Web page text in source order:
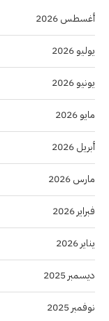
أغسطس 2026
يوليو 2026
يونيو 2026
مايو 2026
أبريل 2026
مارس 2026
فبراير 2026
يناير 2026
ديسمبر 2025
نوفمبر 2025